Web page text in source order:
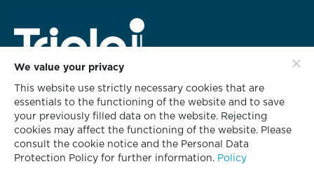
สำนักงานใหญ่
628 ชั้น 3 อาคารทริพเพิล ไอ
ซอยกลับชม ถนนนนทรี แขวงช่องนนทรี
เขตยานนาวา กรุงเทพฯ 10120
โทร. 02 681 8700
We value your privacy
This website use strictly necessary cookies that are
essentials to the functioning of the website and to save
your previously filled data on the website. Rejecting
cookies may affect the functioning of the website. Please
consult the cookie notice and the Personal Data
Protection Policy for further information. Policy